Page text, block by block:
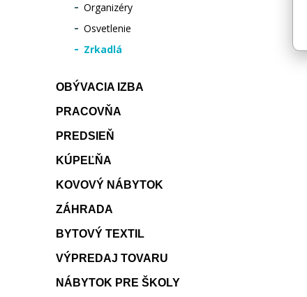
Organizéry
Osvetlenie
Zrkadlá
OBÝVACIA IZBA
PRACOVŇA
PREDSIEŇ
KÚPEĽŇA
KOVOVÝ NÁBYTOK
ZÁHRADA
BYTOVÝ TEXTIL
VÝPREDAJ TOVARU
NÁBYTOK PRE ŠKOLY